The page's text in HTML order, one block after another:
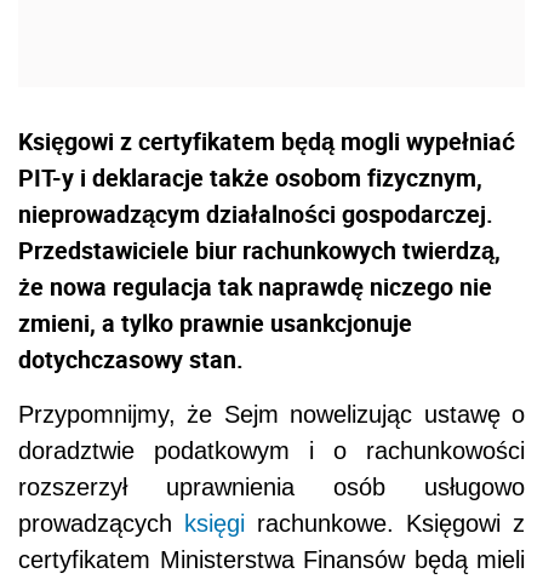
Księgowi z certyfikatem będą mogli wypełniać
PIT-y i deklaracje także osobom fizycznym,
nieprowadzącym działalności gospodarczej.
Przedstawiciele biur rachunkowych twierdzą,
że nowa regulacja tak naprawdę niczego nie
zmieni, a tylko prawnie usankcjonuje
dotychczasowy stan.
Przypomnijmy, że Sejm nowelizując ustawę o
doradztwie podatkowym i o rachunkowości
rozszerzył uprawnienia osób usługowo
prowadzących
księgi rachunkowe. Księgowi z
certyfikatem Ministerstwa Finansów będą mieli